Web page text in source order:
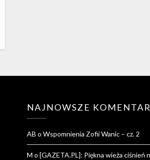
NAJNOWSZE
AB oWspomnienia Zofii Wanic – cz. 2
M o[GAZETA.PL]: Piękna wieża ciśnień